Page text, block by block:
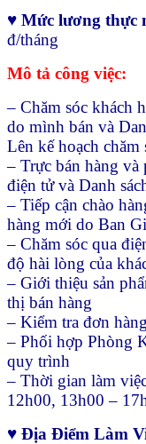
♥ Mức lương thực
đ/tháng
Mô tả công việc:
– Chăm sóc khách
do mình bán và
Lên kế hoạch chăm
– Trực bán hàng và
điện tử và Danh
– Tiếp cận chào
hàng mới do Ban
– Chăm sóc qua
độ hài lòng của
– Giới thiệu sản
thị bán hàng
– Kiểm tra đơn
– Phối hợp Phòng
quy trình
– Thời gian làm
12h00, 13h00 –
♥ Địa Điểm Làm